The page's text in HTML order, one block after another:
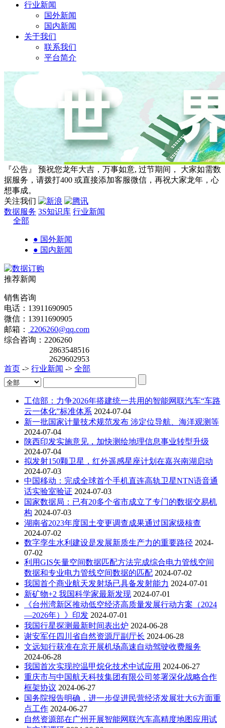
行业新闻
国外新闻
国内新闻
关于我们
联系我们
平台简介
『公告』 预祝您龙年大吉，万事如意, 过节期间， 大家如需数
据服务，请拨打400 或直接添加客服微信，再祝大家龙年，心
想事成。
关注我们
数据服务 3S知识库 行业新闻
全部
● 国外新闻
● 国内新闻
推荐新闻
销售咨询
电话：13911690905
微信：13911690905
邮箱：
2206260@qq.com
综合咨询：2206260
2863548516
2629602953
首页 -> 行业新闻 -> 全部
工信部：力争2026年搭建统一共用的智能网联汽车“车路
云一体化”标准体系 2024-07-04
新一批国家计量技术规范发布 涉定位导航、海洋观测等
2024-07-04
陕西印发实施意见，加快测绘地理信息事业转型升级
2024-07-04
拟发射150颗卫星，红外遥感星座计划在嘉兴南湖启动
2024-07-03
中国移动：完成全球首个手机直连高轨卫星NTN语音通
话实验室验证 2024-07-03
国家数据局：已有20多个省市成立了专门的数据交易机
构 2024-07-03
湖南省2023年度国土变更调查成果通过国家级核查
2024-07-02
数字孪生水利建设是发展新质生产力的重要路径 2024-
07-02
利用GIS矢量空间数据匹配方法完成综合电力管线空间
数据和专业电力管线空间数据的匹配 2024-07-02
我国首个商业航天发射场已具备发射能力 2024-07-01
新矿物+2 我国科学家最新发现 2024-07-01
《台州湾新区推动低空经济高质量发展行动方案（2024
—2026年）》印发 2024-07-01
我国行星探测最新时间表出炉 2024-06-28
谢安军任四川省自然资源厅副厅长 2024-06-28
文远知行获准在京开展机场高速自动驾驶收费服务
2024-06-28
我国首次实现控温甲烷化技术中试应用 2024-06-27
重庆市与中国航天科技集团有限公司签署深化战略合作
框架协议 2024-06-27
国务院报告明确，进一步促进民营经济发展壮大6方面重
点工作 2024-06-27
自然资源部在广州开展智能网联汽车高精度地图应用试